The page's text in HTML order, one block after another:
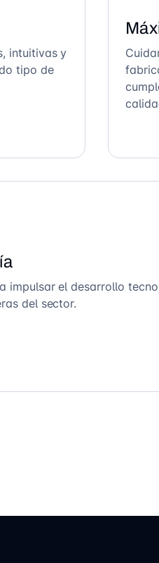
intuitivas y
tipo de
impulsar el desarrollo
del sector.